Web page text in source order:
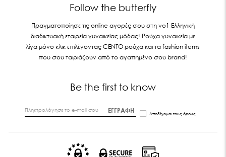
Follow the butterfly
Πραγματοποίησε τις online αγορές σου στη νο1 Ελληνική
διαδικτυακή εταιρεία γυναικείας μόδας! Ρούχα γυναικεία με
λίγα μόνο κλικ επιλέγοντας CENTO ρούχα και τα fashion items
που σου ταιριάζουν από το αγαπημένο σου brand!
Be the first to know
ΕΓΓΡΑΦΗ Αποδέχομαι τους όρους